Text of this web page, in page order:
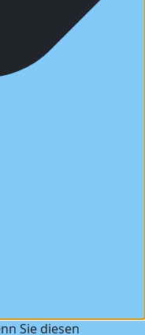
Sie diesen